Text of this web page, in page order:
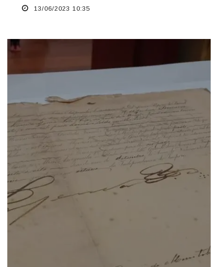
13/06/2023 10:35